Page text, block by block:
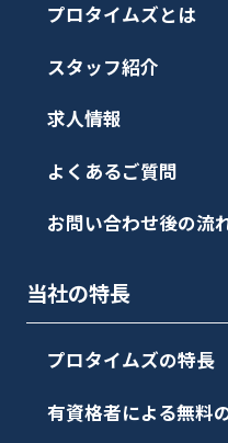
プロタイムズとは
スタッフ紹介
求人情報
よくあるご質問
お問い合わせ後の流
当社の特長
プロタイムズの特長
有資格者による無料